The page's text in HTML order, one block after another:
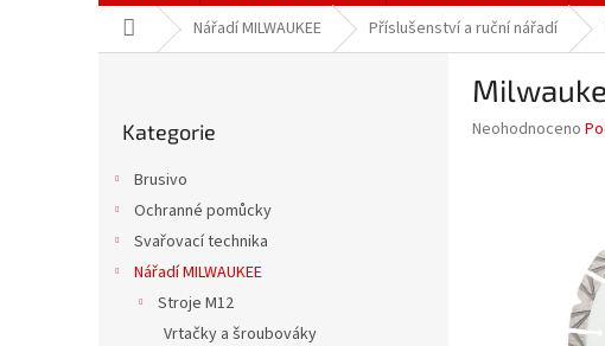
Domů Nářadí MILWAUKEE Příslušenství a ruční nářadí
kategorie
Kategorie
Brusivo
Ochranné pomůcky
Svařovací technika
Nářadí MILWAUKEE
Stroje M12
Vrtačky a šroubováky
Průměrné
Neohodnoceno